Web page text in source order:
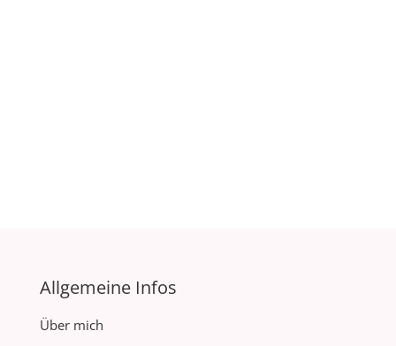
Allgemeine Infos
Über mich